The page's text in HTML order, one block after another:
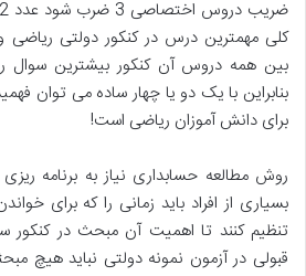
کلی مهمترین درس در کنکور دولتی
بین همه دروس آن کنکور بیشترین سوال
بنابراین با یک دو یا چهار ساده می توان
برای دانش آموزان ریاضی است!
روش مطالعه حسابداری نیاز به برنامه
بسیاری از افراد باید زمانی را که برای
تنظیم کنند تا اهمیت آن مبحث در کنکور
قبولی در آزمون نمونه دولتی نباید هیچ